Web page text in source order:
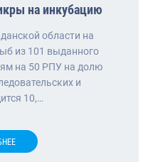
на инкубацию
области на
из 101 выданного
на 50 РПУ на долю
и
10,…